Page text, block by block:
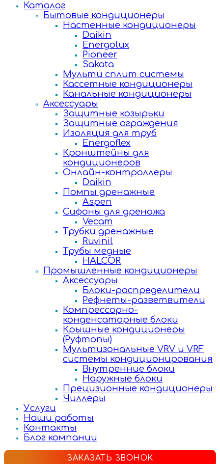
Каталог
Бытовые кондиционеры
Настенные кондиционеры
Daikin
Energolux
Pioneer
Sakata
Мульти сплит системы
Кассетные кондиционеры
Канальные кондиционеры
Аксессуары
Защитные козырьки
Защитные ограждения
Изоляция для труб
Energoflex
Кронштейны для
кондиционеров
Онлайн-контроллеры
Daikin
Помпы дренажные
Aspen
Сифоны для дренажа
Vecam
Трубки дренажные
Ruvinil
Трубы медные
HALCOR
Промышленные кондиционеры
Аксессуары
Блоки-распределители
Рефнеты-разветвители
Компрессорно-
конденсаторные блоки
Крышные кондиционеры
(Руфтопы)
Мультизональные VRV и VRF
системы кондиционирования
Внутренние блоки
Наружные блоки
Прецизионные кондиционеры
Чиллеры
Услуги
Наши работы
Контакты
Блог компании
ЗАКАЗАТЬ ЗВОНОК